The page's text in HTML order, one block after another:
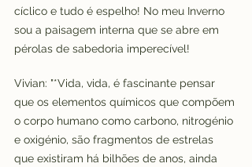
cíclico e tudo é espelho! No meu Inverno
sou a paisagem interna que se abre em
pérolas de sabedoria imperecível!
Vivian: "*Vida, vida, é fascinante pensar
que os elementos químicos que compõem
o corpo humano como carbono, nitrogénio
e oxigénio, são fragmentos de estrelas
que existiram há bilhões de anos, ainda